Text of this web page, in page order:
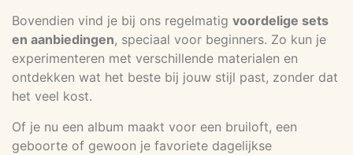
Bovendien vind je bij ons regelmatig voordelige sets
en aanbiedingen, speciaal voor beginners. Zo kun je
experimenteren met verschillende materialen en
ontdekken wat het beste bij jouw stijl past, zonder dat
het veel kost.
Of je nu een album maakt voor een bruiloft, een
geboorte of gewoon je favoriete dagelijkse